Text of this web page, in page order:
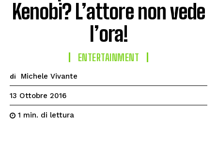
Kenobi? L’attore non vede
l’ora!
ENTERTAINMENT
di Michele Vivante
13 Ottobre 2016
1 min. di lettura